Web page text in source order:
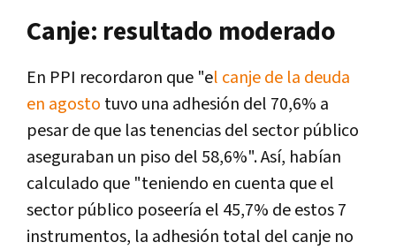
Canje: resultado moderado
En PPI recordaron que "el canje de la deuda
en agosto tuvo una adhesión del 70,6% a
pesar de que las tenencias del sector público
aseguraban un piso del 58,6%". Así, habían
calculado que "teniendo en cuenta que el
sector público poseería el 45,7% de estos 7
instrumentos, la adhesión total del canje no